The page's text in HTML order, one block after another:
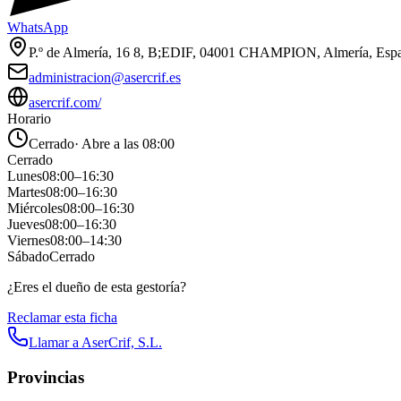
WhatsApp
P.º de Almería, 16 8, B;EDIF, 04001 CHAMPION, Almería,
administracion@asercrif.es
asercrif.com/
Horario
Cerrado· Abre a las 08:00
Cerrado
Lunes08:00–16:30
Martes08:00–16:30
Miércoles08:00–16:30
Jueves08:00–16:30
Viernes08:00–14:30
SábadoCerrado
¿Eres el dueño de esta gestoría?
Reclamar esta ficha
Llamar aAserCrif, S.L.
Provincias